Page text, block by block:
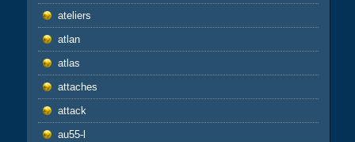
ateliers
atlan
atlas
attaches
attack
au55-l